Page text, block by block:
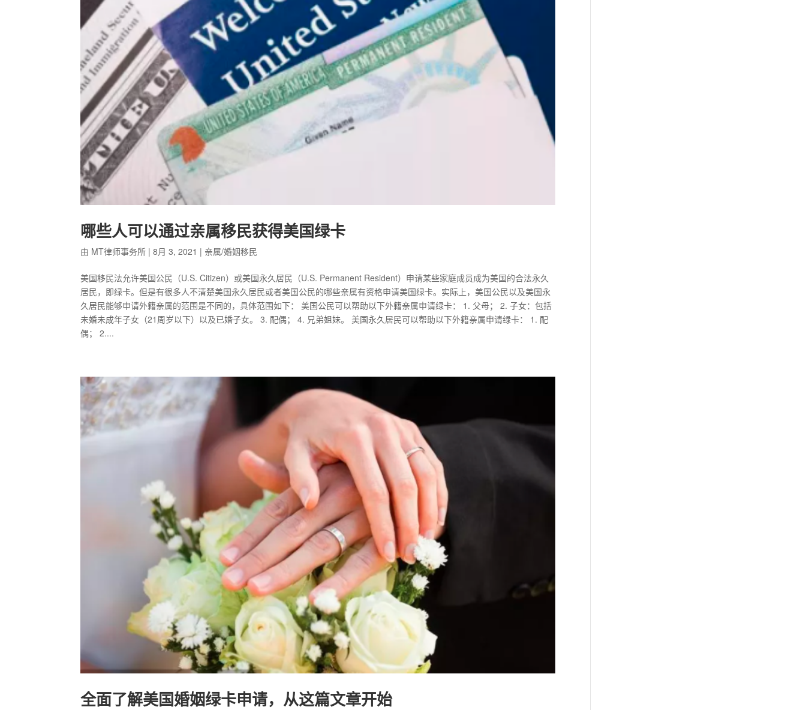
哪些人可以通过亲属移民获得美国绿卡
由 MT律师事务所 |8月 3, 2021 | 亲属/婚姻移民
美国移民法允许美国公民（U.S. Citizen）或美国永久居民（U.S. Permanent Resident）申请某些家庭成员成为美国的合法永久
居民，即绿卡。但是有很多人不清楚美国永久居民或者美国公民的哪些亲属有资格申请美国绿卡。实际上，美国公民以及美国永
久居民能够申请外籍亲属的范围是不同的，具体范围如下： 美国公民可以帮助以下外籍亲属申请绿卡： 1. 父母； 2. 子女：包括
未婚未成年子女（21周岁以下）以及已婚子女。 3. 配偶； 4. 兄弟姐妹。 美国永久居民可以帮助以下外籍亲属申请绿卡： 1. 配
偶； 2....
全面了解美国婚姻绿卡申请，从这篇文章开始